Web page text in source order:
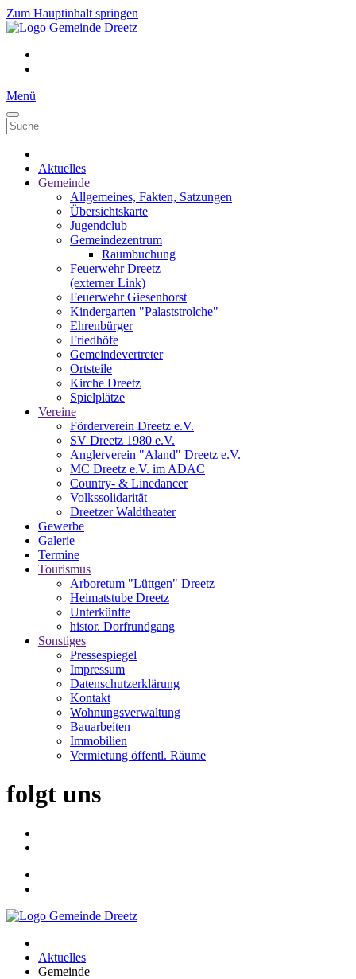
Zum Hauptinhalt springen
Menü
Aktuelles
Gemeinde
Allgemeines, Fakten, Satzungen
Übersichtskarte
Jugendclub
Gemeindezentrum
Raumbuchung
Feuerwehr Dreetz
(externer Link)
Feuerwehr Giesenhorst
Kindergarten "Palaststrolche"
Ehrenbürger
Friedhöfe
Gemeindevertreter
Ortsteile
Kirche Dreetz
Spielplätze
Vereine
Förderverein Dreetz e.V.
SV Dreetz 1980 e.V.
Anglerverein "Aland" Dreetz e.V.
MC Dreetz e.V. im ADAC
Country- & Linedancer
Volkssolidarität
Dreetzer Waldtheater
Gewerbe
Galerie
Termine
Tourismus
Arboretum "Lüttgen" Dreetz
Heimatstube Dreetz
Unterkünfte
histor. Dorfrundgang
Sonstiges
Pressespiegel
Impressum
Datenschutzerklärung
Kontakt
Wohnungsverwaltung
Bauarbeiten
Immobilien
Vermietung öffentl. Räume
folgt uns
Aktuelles
Gemeinde